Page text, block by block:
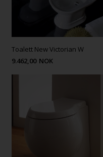
Toalett New Victorian W
9.462,00 NOK